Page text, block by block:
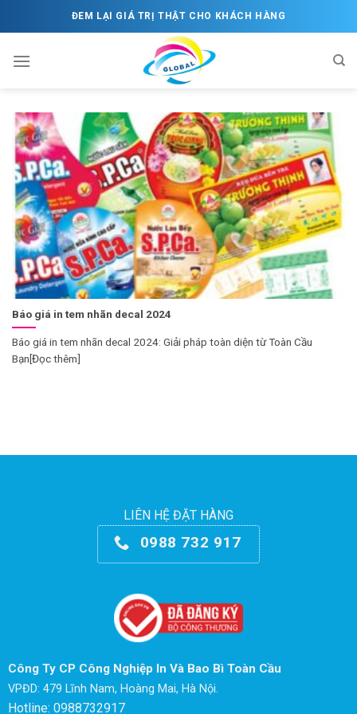
to
ĐEM LẠI GIÁ TRỊ THẬT CHO KHÁCH HÀNG
Báo giá in tem nhãn decal 2024
Báo giá in tem nhãn decal 2024: Giải pháp toàn diện từ Toàn Cầu
Bạn[Đọc thêm]
LIÊN HỆ ĐẶT HÀNG
0988 732 917
Công Ty CP Công Nghiệp In Và Bao Bì Toàn Cầu
VPĐD: 479 Lĩnh Nam, Hoàng Mai, Hà Nội.
Hotline: 0988732917